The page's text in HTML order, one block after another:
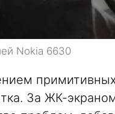
Nokia 6630
За ЖК-